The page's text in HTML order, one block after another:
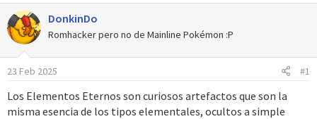
t
o
r
c
h
d
n
DonkinDo
Romhacker pero no de Mainline Pokémon :P
23 Feb 2025 #1
Los Elementos Eternos son curiosos artefactos que son la
misma esencia de los tipos elementales, ocultos a simple